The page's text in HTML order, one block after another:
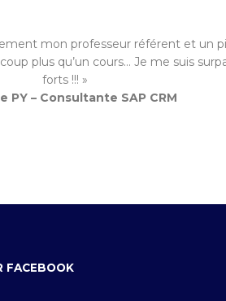
mon professeur référent et un
plus qu’un cours… Je me suis
forts !!! »
PY – Consultante SAP CRM
FACEBOOK